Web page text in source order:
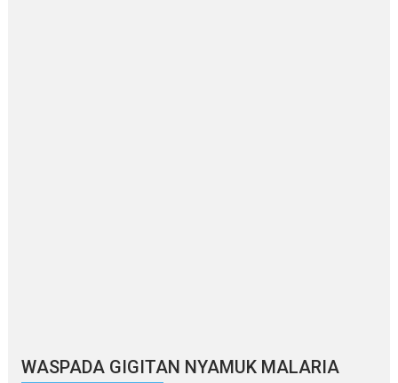
WASPADA GIGITAN NYAMUK MALARIA